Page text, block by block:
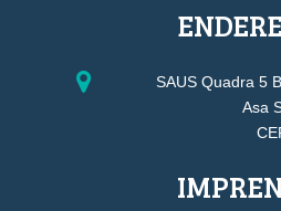
SAUS Quadra 5
Asa